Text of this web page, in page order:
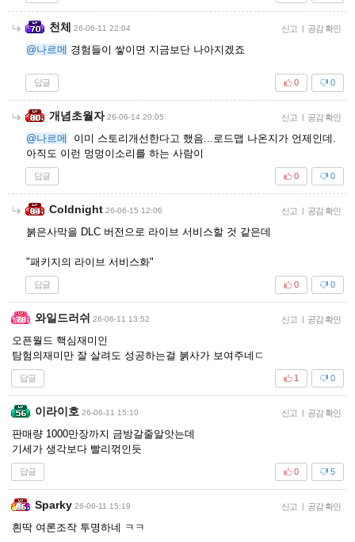
천체 26-06-11 22:04 신고 | 공감 확인
@나르메 경험들이 쌓이면 지금보단 나아지겠죠
답글 0
0
개념초월자 26-06-14 20:05 신고 | 공감 확인
@나르메
이미 스토리개선한다고 했음...로드맵 나온지가 언제인데.
아직도 이런 멍멍이소리를 하는 사람이
답글 0
0
Coldnight 26-06-15 12:06 신고 | 공감 확인
붉은사막을 DLC 버전으로 라이브 서비스할 것 같은데
"패키지의 라이브 서비스화"
답글 0
0
와일드러쉬 26-06-11 13:52 신고 | 공감 확인
오픈월드 핵심재미인
탐험의재미만 잘 살려도 성공하는걸 붉사가 보여주네ㄷ
답글 0
1
이라이호 26-06-11 15:10 신고 | 공감 확인
판매량 1000만장까지 금방갈줄알앗는데
기세가 생각보다 빨리꺾인듯
답글 5
0
Sparky 26-06-11 15:19 신고 | 공감 확인
흰딱 여론조작 투명하네 ㅋㅋ